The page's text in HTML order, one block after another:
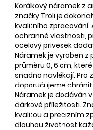
Korálkový náramek z
značky Troli je
kvalitního zpracování.
ochranné vlastnosti,
ocelový přívěsek
Náramek je vyroben z
průměru 0, 6 cm,
snadno navlékají. Pro
doporučujeme
Náramek je dodáván
dárkové příležitosti.
kvalitou a precizním
dlouhou životnost